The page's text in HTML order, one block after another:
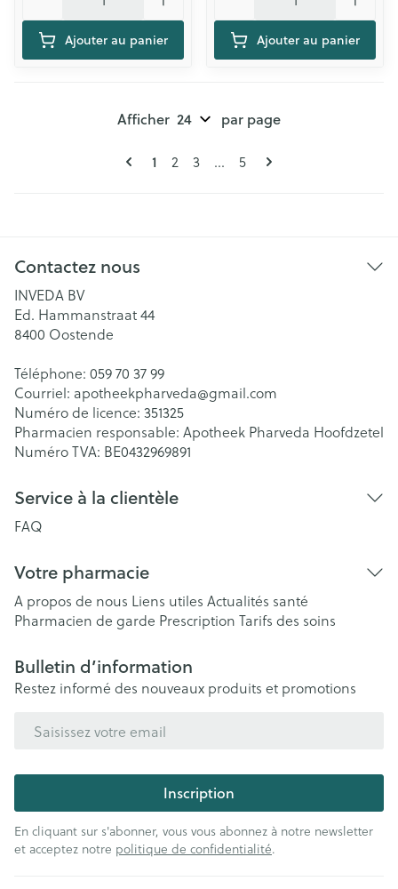
Ajouter au panier Ajouter au panier
Pages
Vous lisez actuellement la page
1 Page
2 Page
3 ... Page
5
Afficher par page
Contactez nous
INVEDA BV
Ed. Hammanstraat 44
8400 Oostende
Téléphone: 059 70 37 99
Courriel: apotheekpharveda@gmail.com
Numéro de licence: 351325
Pharmacien responsable: Apotheek Pharveda Hoofdzetel
Numéro TVA: BE0432969891
Service à la clientèle
FAQ
Votre pharmacie
A propos de nous Liens utiles Actualités santé
Pharmacien de garde Prescription Tarifs des soins
Bulletin d’information
Restez informé des nouveaux produits et promotions
Inscription
En cliquant sur s'abonner, vous vous abonnez à notre newsletter
et acceptez notre politique de confidentialité.